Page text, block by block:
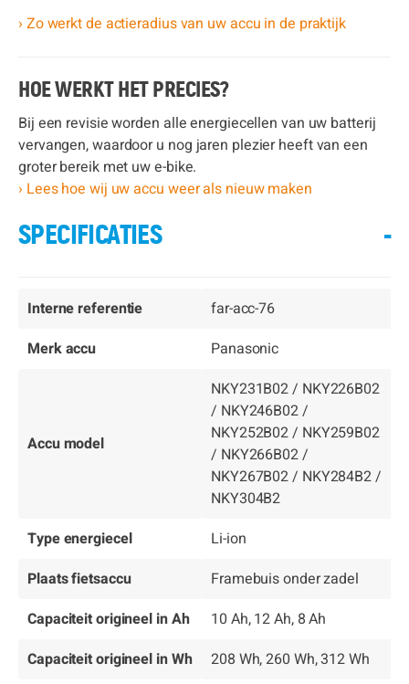
› Zo werkt de actieradius van uw accu in de praktijk
HOE WERKT HET PRECIES?
Bij een revisie worden alle energiecellen van uw batterij
vervangen, waardoor u nog jaren plezier heeft van een
groter bereik met uw e-bike.
› Lees hoe wij uw accu weer als nieuw maken
SPECIFICATIES -
Interne referentie
far-acc-76
Merk accu
Panasonic
Accu model
NKY231B02 / NKY226B02
/ NKY246B02 /
NKY252B02 / NKY259B02
/ NKY266B02 /
NKY267B02 / NKY284B2 /
NKY304B2
Type energiecel
Li-ion
Plaats fietsaccu
Framebuis onder zadel
Capaciteit origineel in Ah
10 Ah, 12 Ah, 8 Ah
Capaciteit origineel in Wh
208 Wh, 260 Wh, 312 Wh